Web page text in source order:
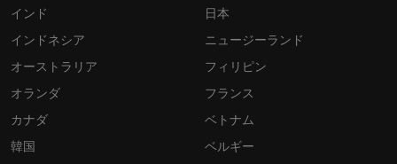
インド
インドネシア
オーストラリア
オランダ
カナダ
韓国
日本
ニュージーランド
フィリピン
フランス
ベトナム
ベルギー